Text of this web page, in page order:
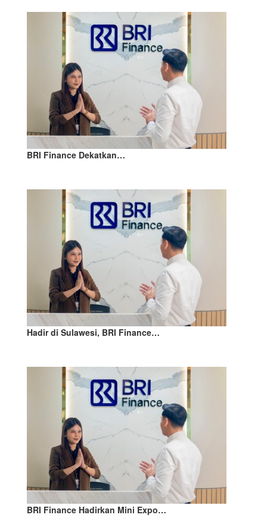
BRI Finance Dekatkan…
Hadir di Sulawesi, BRI Finance…
BRI Finance Hadirkan Mini Expo…